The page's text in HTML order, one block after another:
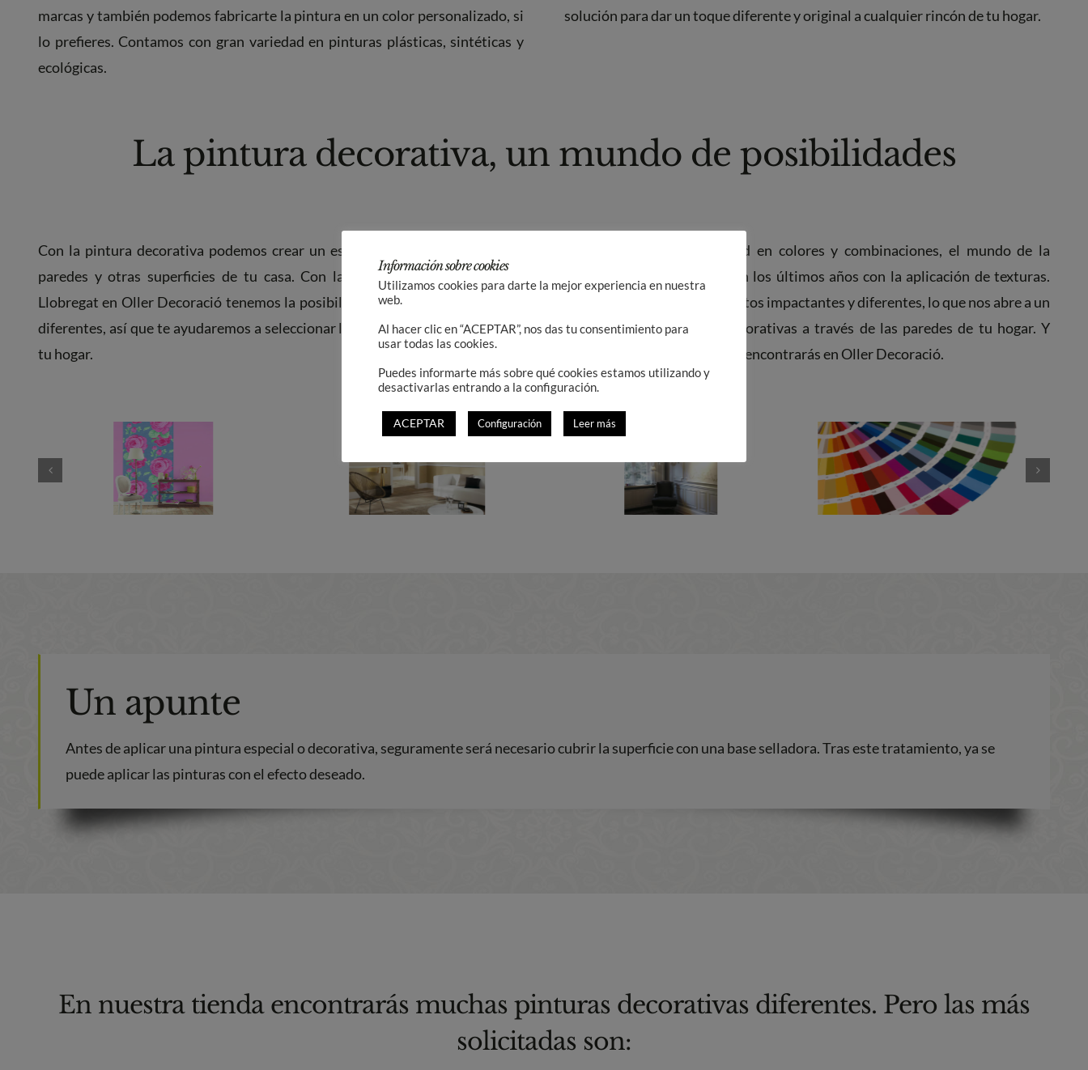
marcas y también podemos fabricarte la pintura en un color personalizado, si
lo prefieres. Contamos con gran variedad en pinturas plásticas, sintéticas y
ecológicas.
solución para dar un toque diferente y original a cualquier rincón de tu hogar.
La pintura decorativa, un mundo de posibilidades
Con la pintura decorativa podemos crear un estilo único y diferente en las
paredes y otras superficies de tu casa. Con las pinturas en Esplugues de
Llobregat en Oller Decoració tenemos la posibilidad de crear muchos estilos
diferentes, así que te ayudaremos a seleccionar la opción que mejor queda en
tu hogar.
Además de la gran variedad en colores y combinaciones, el mundo de la
pintura se ha enriquecido en los últimos años con la aplicación de texturas.
Hoy podemos conseguir efectos impactantes y diferentes, lo que nos abre a un
mundo de posibilidades decorativas a través de las paredes de tu hogar. Y
todas estas posibilidades las encontrarás en Oller Decoració.
Un apunte
Antes de aplicar una pintura especial o decorativa, seguramente será necesario cubrir la superficie con una base selladora. Tras este tratamiento, ya se
puede aplicar las pinturas con el efecto deseado.
En nuestra tienda encontrarás muchas pinturas decorativas diferentes. Pero las más
solicitadas son:
Información sobre cookies
Utilizamos cookies para darte la mejor experiencia en nuestra
web.
Al hacer clic en “ACEPTAR”, nos das tu consentimiento para
usar todas las cookies.
Puedes informarte más sobre qué cookies estamos utilizando y
desactivarlas entrando a la configuración.
ACEPTAR Configuración Leer más